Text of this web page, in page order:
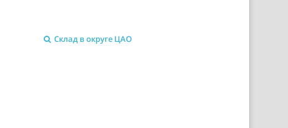
Склад в округе ЦАО